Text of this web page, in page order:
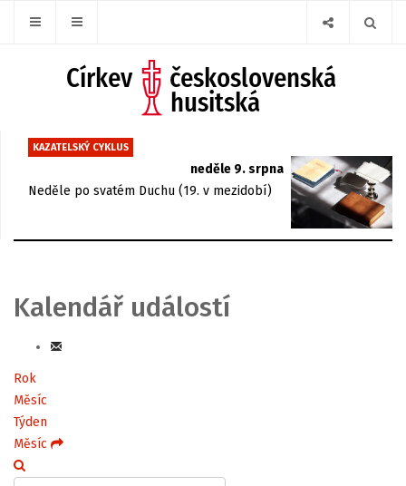
KAZATELSKÝ CYKLUS
neděle 9. srpna
Neděle po svatém Duchu (19. v mezidobí)
Kalendář událostí
Rok
Měsíc
Týden
Měsíc